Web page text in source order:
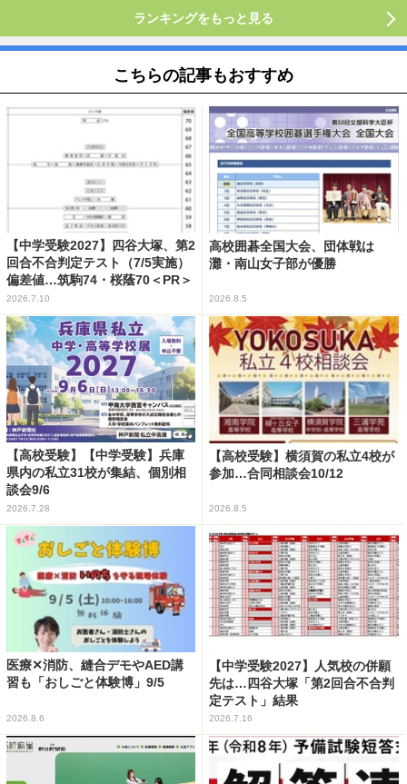
ランキングをもっと見る
こちらの記事もおすすめ
【中学受験2027】四谷大塚、第2
回合不合判定テスト（7/5実施）
偏差値…筑駒74・桜蔭70＜PR＞
2026.7.10
高校囲碁全国大会、団体戦は
灘・南山女子部が優勝
2026.8.5
【高校受験】【中学受験】兵庫
県内の私立31校が集結、個別相
談会9/6
2026.7.28
【高校受験】横須賀の私立4校が
参加…合同相談会10/12
2026.8.5
医療✕消防、縫合デモやAED講
習も「おしごと体験博」9/5
2026.8.6
【中学受験2027】人気校の併願
先は…四谷大塚「第2回合不合判
定テスト」結果
2026.7.16